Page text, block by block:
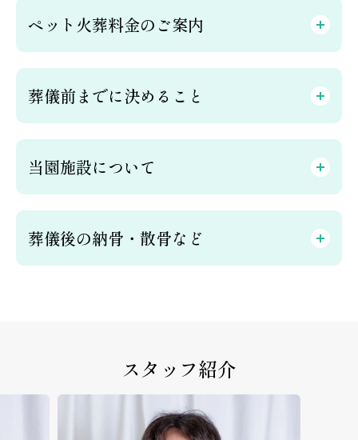
ペット火葬料金のご案内
葬儀前までに決めること
当園施設について
葬儀後の納骨・散骨など
スタッフ紹介